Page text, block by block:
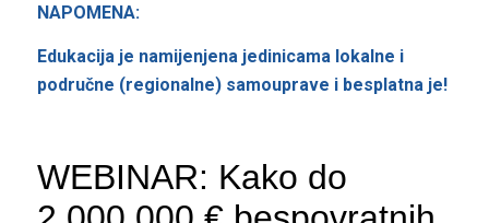
NAPOMENA:
Edukacija je namijenjena jedinicama lokalne i
područne (regionalne) samouprave i besplatna je!